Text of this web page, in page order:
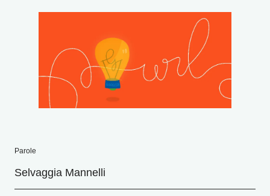
Parole
Selvaggia Mannelli